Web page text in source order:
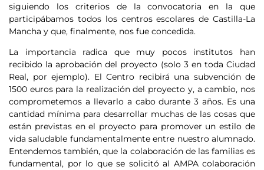
siguiendo los criterios de la convocatoria en la que
participábamos todos los centros escolares de Castilla-La
Mancha y que, finalmente, nos fue concedida.
La importancia radica que muy pocos institutos han
recibido la aprobación del proyecto (solo 3 en toda Ciudad
Real, por ejemplo). El Centro recibirá una subvención de
1500 euros para la realización del proyecto y, a cambio, nos
comprometemos a llevarlo a cabo durante 3 años. Es una
cantidad mínima para desarrollar muchas de las cosas que
están previstas en el proyecto para promover un estilo de
vida saludable fundamentalmente entre nuestro alumnado.
Entendemos también, que la colaboración de las familias es
fundamental, por lo que se solicitó al AMPA colaboración